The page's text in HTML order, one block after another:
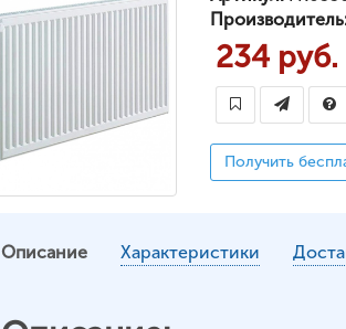
234 руб.
Получить
Описание Характеристики